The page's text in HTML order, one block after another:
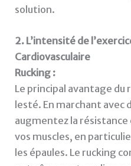
solution.
2. L’intensité de
Cardiovasculaire
Rucking :
Le principal avantage du
lesté. En marchant avec
augmentez la
vos muscles, en
les épaules. Le rucking